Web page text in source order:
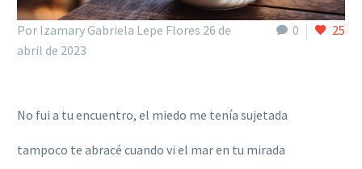
0 25
Por Izamary Gabriela Lepe Flores 26 de
abril de 2023
No fui a tu encuentro, el miedo me tenía sujetada
tampoco te abracé cuando vi el mar en tu mirada